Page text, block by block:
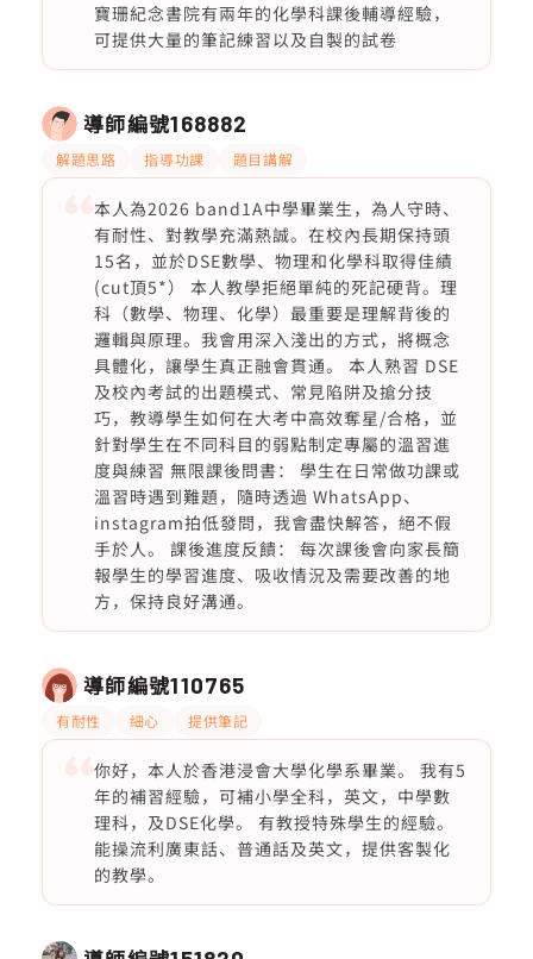
寶珊紀念書院有兩年的化學科課後輔導經驗，
可提供大量的筆記練習以及自製的試卷
導師編號168882
解題思路 指導功課 題目講解
本人為2026 band1A中學畢業生，為人守時、
有耐性、對教學充滿熱誠。在校內長期保持頭
15名，並於DSE數學、物理和化學科取得佳績
(cut頂5*） 本人教學拒絕單純的死記硬背。理
科（數學、物理、化學）最重要是理解背後的
邏輯與原理。我會用深入淺出的方式，將概念
具體化，讓學生真正融會貫通。 本人熟習 DSE
及校內考試的出題模式、常見陷阱及搶分技
巧，教導學生如何在大考中高效奪星/合格，並
針對學生在不同科目的弱點制定專屬的溫習進
度與練習 無限課後問書： 學生在日常做功課或
溫習時遇到難題，隨時透過 WhatsApp、
instagram拍低發問，我會盡快解答，絕不假
手於人。 課後進度反饋： 每次課後會向家長簡
報學生的學習進度、吸收情況及需要改善的地
方，保持良好溝通。
導師編號110765
有耐性 細心 提供筆記
你好，本人於香港浸會大學化學系畢業。 我有5
年的補習經驗，可補小學全科，英文，中學數
理科，及DSE化學。 有教授特殊學生的經驗。
能操流利廣東話、普通話及英文，提供客製化
的教學。